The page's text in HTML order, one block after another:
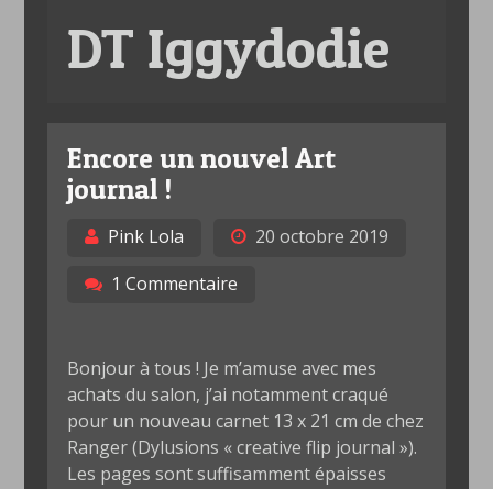
DT Iggydodie
Encore un nouvel Art
journal !
Pink Lola
20 octobre 2019
1 Commentaire
Bonjour à tous ! Je m’amuse avec mes
achats du salon, j’ai notamment craqué
pour un nouveau carnet 13 x 21 cm de chez
Ranger (Dylusions « creative flip journal »).
Les pages sont suffisamment épaisses